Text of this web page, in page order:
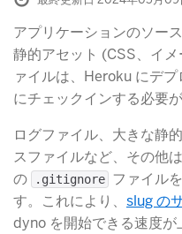
アプリケーションのソー
静的アセット (CSS、イ
ァイルは、Heroku にデ
にチェックインする必要が
ログファイル、大きな静
スファイルなど、その他
の
.gitignore
ファイル
す。これにより、 slug の
dyno を開始できる速度が